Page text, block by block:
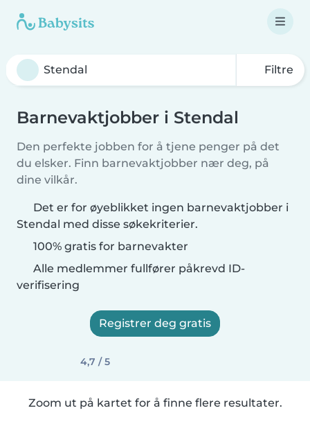
Filtre
Barnevaktjobber i Stendal
Den perfekte jobben for å tjene penger på det
du elsker. Finn barnevaktjobber nær deg, på
dine vilkår.
Det er for øyeblikket ingen barnevaktjobber i
Stendal med disse søkekriterier.
100% gratis for barnevakter
Alle medlemmer fullfører påkrevd ID-
verifisering
Registrer deg gratis
4,7 / 5
Zoom ut på kartet for å finne flere resultater.